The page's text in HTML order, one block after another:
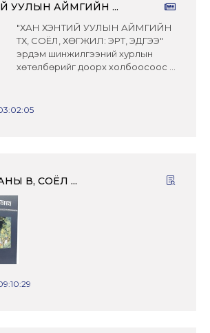
УУЛЫН АЙМГИЙН ...
"ХАН ХЭНТИЙ УУЛЫН АЙМГИЙН
ТҮҮХ, СОЁЛ, ХӨГЖИЛ: ЭРТ, ЭДҮГЭЭ"
эрдэм шинжилгээний хурлын
хөтөлбөрийг доорх холбоосоос ...
ӨВ, СОЁЛ ...